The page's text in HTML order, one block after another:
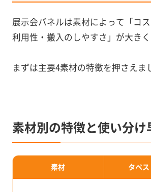
展示会パネルは素材によって「コ
利用性・搬入のしやすさ」が大きく
まずは主要4素材の特徴を押さえま
素材別の特徴と使い分け
素材 タペ